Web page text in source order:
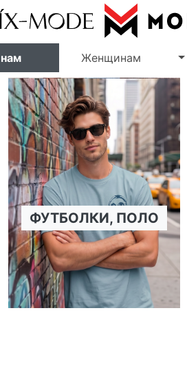
Женщинам
ФУТБОЛКИ, ПОЛО